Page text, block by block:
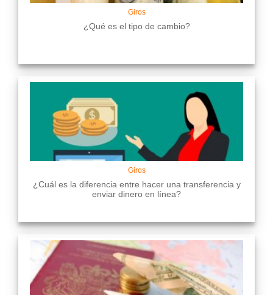
Giros
¿Qué es el tipo de cambio?
Giros
¿Cuál es la diferencia entre hacer una transferencia y
enviar dinero en línea?